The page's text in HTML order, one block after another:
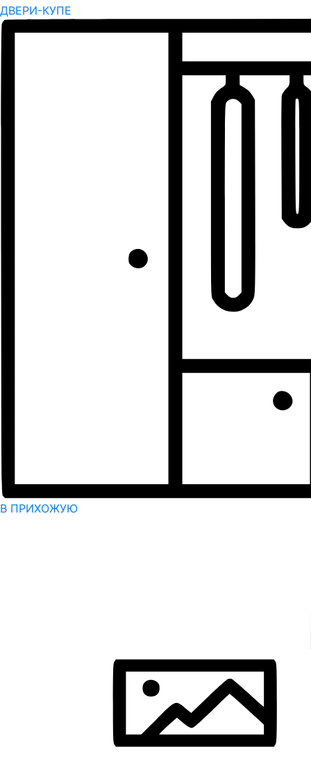
ДВЕРИ-КУПЕ
В ПРИХОЖУЮ